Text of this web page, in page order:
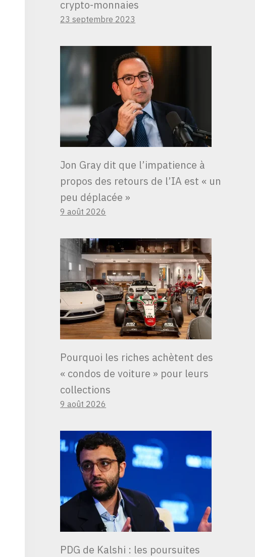
crypto-monnaies
23 septembre 2023
Jon Gray dit que l’impatience à
propos des retours de l’IA est « un
peu déplacée »
9 août 2026
Pourquoi les riches achètent des
« condos de voiture » ​​pour leurs
collections
9 août 2026
PDG de Kalshi : les poursuites